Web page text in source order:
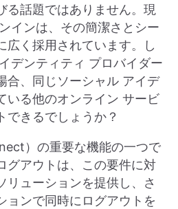
る話題ではありません。現
インは、その簡潔さとシー
広く採用されています。し
デンティティ プロバイダー
合、同じソーシャル アイデ
いる他のオンライン サービ
できるでしょうか？
）の重要な機能の一つで
グアウトは、この要件に対
リューションを提供し、さ
ョンで同時にログアウトを